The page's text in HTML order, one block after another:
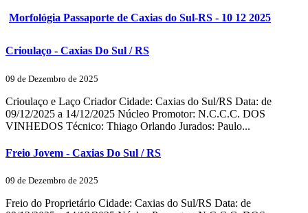
Morfológia Passaporte de Caxias do Sul-RS - 10 12 2025
Crioulaço - Caxias Do Sul / RS
09 de Dezembro de 2025
Crioulaço e Laço Criador Cidade: Caxias do Sul/RS Data: de
09/12/2025 a 14/12/2025 Núcleo Promotor: N.C.C.C. DOS
VINHEDOS Técnico: Thiago Orlando Jurados: Paulo...
Freio Jovem - Caxias Do Sul / RS
09 de Dezembro de 2025
Freio do Proprietário Cidade: Caxias do Sul/RS Data: de